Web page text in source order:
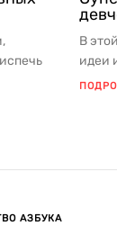
...
В
идеи
Ты
АЗБУКА